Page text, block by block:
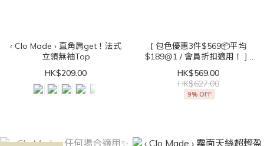
‹ Clo Made › 直角肩get！法式
立領無袖Top
HK$209.00
[ 包色優惠3件$569📦平均
$189@1 / 會員折扣適用！ ] ‹
Clo Made › 直角肩get！法式
立領無袖Top
HK$569.00
HK$627.00
9% OFF